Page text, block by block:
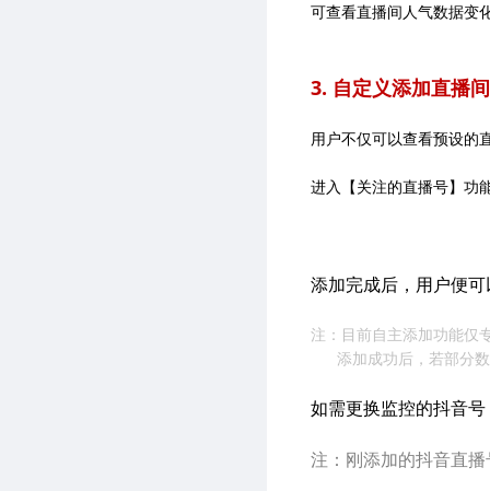
可查看直播间人气数据变
3. 自定义添加直播间
用户不仅可以查看预设的
进入【关注的直播号】功
添加完成后，用户便
注：目前自主添加功能仅
添加成功后，若部分数
如需更换监控的抖音
注：刚添加的抖音直